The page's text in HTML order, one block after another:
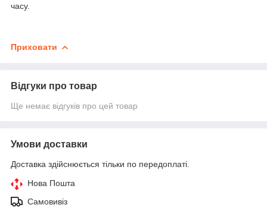
часу.
Приховати
Відгуки про товар
Ще немає відгуків про цей товар
Умови доставки
Доставка здійснюється тільки по передоплаті.
Нова Пошта
Самовивіз